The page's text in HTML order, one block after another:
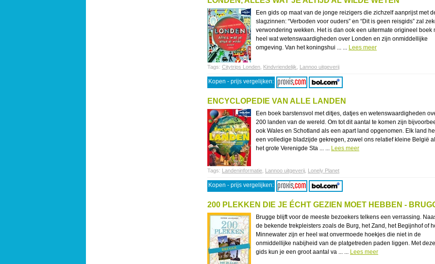
Een gids op maat van de jonge reizigers die zichzelf aanprijst met
slagzinnen: “Verboden voor ouders” en “Dit is geen reisgids” zal
verwondering wekken. Het is dan ook een uitermate origineel boek
heel wat wetenswaardigheden over Londen en zijn onmiddellijke
omgeving. Van het koningshui ... ... Lees meer
Tags: Citytrips Londen Kindvriendelijk Lannoo uitgeverij
Kopen - prijs vergelijken:
ENCYCLOPEDIE VAN ALLE LANDEN
Een boek barstensvol met ditjes, datjes en wetenswaardigheden
200 landen van de wereld. Om tot dit aantal te komen zijn
ook Wales en Schotland als een apart land opgenomen. Elk land
een volledige bladzijde gekregen, zowel ons relatief kleine België
het grote Verenigde Sta ... ... Lees meer
Tags: Landeninformatie Lannoo uitgeverij Lonely Planet
Kopen - prijs vergelijken:
200 PLEKKEN DIE JE ÉCHT GEZIEN MOET HEBBEN -
Brugge blijft voor de meeste bezoekers telkens een verrassing.
de bekende trekpleisters zoals de Burg, het Zand, het Begijnhof of
Minnewater zijn er heel wat onvermoede hoekjes die niet in de
onmiddellijke nabijheid van de platgetreden paden liggen. Met deze
gids kun je een groot aantal va ... ... Lees meer